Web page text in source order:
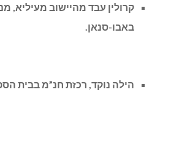
קרולין עבד מהיישוב מעיליא,
באבו-סנאן.
הילה נוקד, רכזת חנ”מ בבית